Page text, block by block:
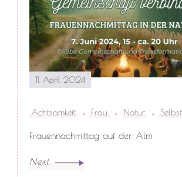
11. April 2024
Achtsamkeit Frau Natur
Frauennachmittag auf der Alm
Next